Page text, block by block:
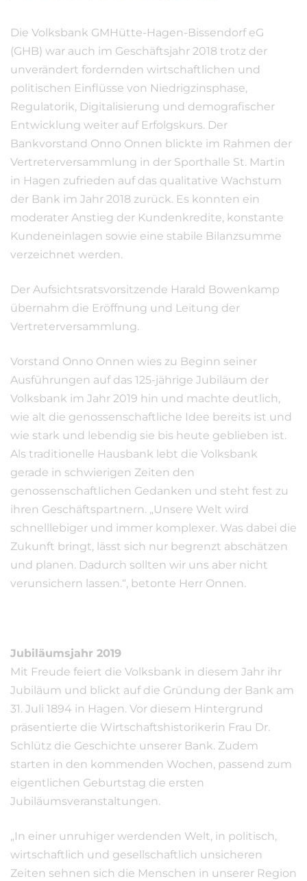
Die Volksbank GMHütte-Hagen-Bissendorf eG
(GHB) war auch im Geschäftsjahr 2018 trotz der
unverändert fordernden wirtschaftlichen und
politischen Einflüsse von Niedrigzinsphase,
Regulatorik, Digitalisierung und demografischer
Entwicklung weiter auf Erfolgskurs. Der
Bankvorstand Onno Onnen blickte im Rahmen der
Vertreterversammlung in der Sporthalle St. Martin
in Hagen zufrieden auf das qualitative Wachstum
der Bank im Jahr 2018 zurück. Es konnten ein
moderater Anstieg der Kundenkredite, konstante
Kundeneinlagen sowie eine stabile Bilanzsumme
verzeichnet werden.
Der Aufsichtsratsvorsitzende Harald Bowenkamp
übernahm die Eröffnung und Leitung der
Vertreterversammlung.
Vorstand Onno Onnen wies zu Beginn seiner
Ausführungen auf das 125-jährige Jubiläum der
Volksbank im Jahr 2019 hin und machte deutlich,
wie alt die genossenschaftliche Idee bereits ist und
wie stark und lebendig sie bis heute geblieben ist.
Als traditionelle Hausbank lebt die Volksbank
gerade in schwierigen Zeiten den
genossenschaftlichen Gedanken und steht fest zu
ihren Geschäftspartnern. „Unsere Welt wird
schnelllebiger und immer komplexer. Was dabei die
Zukunft bringt, lässt sich nur begrenzt abschätzen
und planen. Dadurch sollten wir uns aber nicht
verunsichern lassen.“, betonte Herr Onnen.
Jubiläumsjahr 2019
Mit Freude feiert die Volksbank in diesem Jahr ihr
Jubiläum und blickt auf die Gründung der Bank am
31. Juli 1894 in Hagen. Vor diesem Hintergrund
präsentierte die Wirtschaftshistorikerin Frau Dr.
Schlütz die Geschichte unserer Bank. Zudem
starten in den kommenden Wochen, passend zum
eigentlichen Geburtstag die ersten
Jubiläumsveranstaltungen.
„In einer unruhiger werdenden Welt, in politisch,
wirtschaftlich und gesellschaftlich unsicheren
Zeiten sehnen sich die Menschen in unserer Region